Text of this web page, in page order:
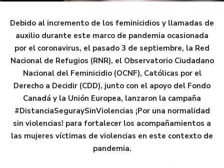
Debido al incremento de los feminicidios y llamadas de
auxilio durante este marco de pandemia ocasionada
por el coronavirus, el pasado 3 de septiembre, la Red
Nacional de Refugios (RNR), el Observatorio Ciudadano
Nacional del Feminicidio (OCNF), Católicas por el
Derecho a Decidir (CDD), junto con el apoyo del Fondo
Canadá y la Unión Europea, lanzaron la campaña
#DistanciaSeguraySinViolencias ¡Por una normalidad
sin violencias! para fortalecer los acompañamientos a
las mujeres víctimas de violencias en este contexto de
pandemia.